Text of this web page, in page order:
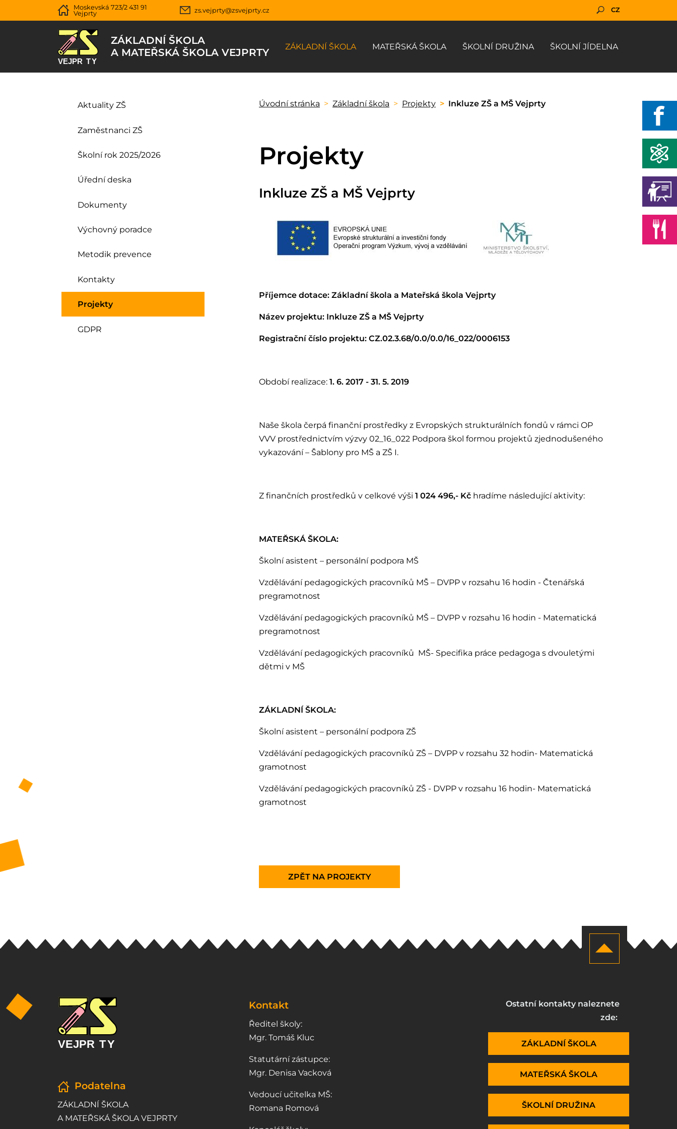
Moskevská 723/2 431 91
Vejprty
zs.vejprty@zsvejprty.cz CZ
ZÁKLADNÍ ŠKOLA
A MATEŘSKÁ ŠKOLA VEJPRTY
ZÁKLADNÍ ŠKOLA MATEŘSKÁ ŠKOLA ŠKOLNÍ DRUŽINA ŠKOLNÍ JÍDELNA
Úvodní stránka Základní škola Projekty Inkluze ZŠ a MŠ Vejprty
Projekty
Inkluze ZŠ a MŠ Vejprty
Příjemce dotace: Základní škola a Mateřská škola Vejprty
Název projektu: Inkluze ZŠ a MŠ Vejprty
Registrační číslo projektu: CZ.02.3.68/0.0/0.0/16_022/0006153
Období realizace: 1. 6. 2017 - 31. 5. 2019
Naše škola čerpá finanční prostředky z Evropských strukturálních fondů v rámci OP
VVV prostřednictvím výzvy 02_16_022 Podpora škol formou projektů zjednodušeného
vykazování – Šablony pro MŠ a ZŠ I.
Z finančních prostředků v celkové výši 1 024 496,- Kč hradíme následující aktivity:
MATEŘSKÁ ŠKOLA:
Školní asistent – personální podpora MŠ
Vzdělávání pedagogických pracovníků MŠ – DVPP v rozsahu 16 hodin - Čtenářská
pregramotnost
Vzdělávání pedagogických pracovníků MŠ – DVPP v rozsahu 16 hodin - Matematická
pregramotnost
Vzdělávání pedagogických pracovníků MŠ- Specifika práce pedagoga s dvouletými
dětmi v MŠ
ZÁKLADNÍ ŠKOLA:
Školní asistent – personální podpora ZŠ
Vzdělávání pedagogických pracovníků ZŠ – DVPP v rozsahu 32 hodin- Matematická
gramotnost
Vzdělávání pedagogických pracovníků ZŠ - DVPP v rozsahu 16 hodin- Matematická
gramotnost
ZPĚT NA PROJEKTY
Aktuality ZŠ
Zaměstnanci ZŠ
Školní rok 2025/2026
Úřední deska
Dokumenty
Výchovný poradce
Metodik prevence
Kontakty
Projekty
GDPR
Podatelna
ZÁKLADNÍ ŠKOLA
A MATEŘSKÁ ŠKOLA VEJPRTY
Kontakt
Ředitel školy:
Mgr. Tomáš Kluc
Statutární zástupce:
Mgr. Denisa Vacková
Vedoucí učitelka MŠ:
Romana Romová
Ostatní kontakty naleznete
zde:
ZÁKLADNÍ ŠKOLA
MATEŘSKÁ ŠKOLA
ŠKOLNÍ DRUŽINA